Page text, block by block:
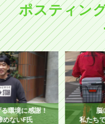
ポスティン
に感謝！
いF氏
脳に障
私たちでも